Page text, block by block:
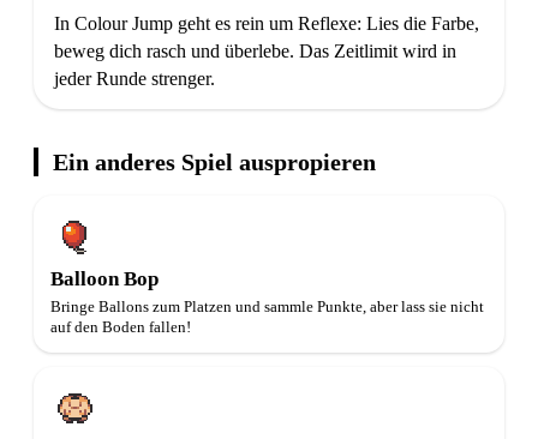
In Colour Jump geht es rein um Reflexe: Lies die Farbe,
beweg dich rasch und überlebe. Das Zeitlimit wird in
jeder Runde strenger.
Ein anderes Spiel auspropieren
Balloon Bop
Bringe Ballons zum Platzen und sammle Punkte, aber lass sie nicht
auf den Boden fallen!